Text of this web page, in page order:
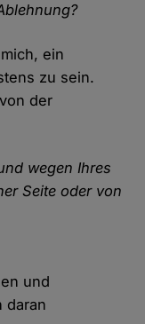
ein
zu sein.
der
wegen Ihres
Seite oder von
und
daran